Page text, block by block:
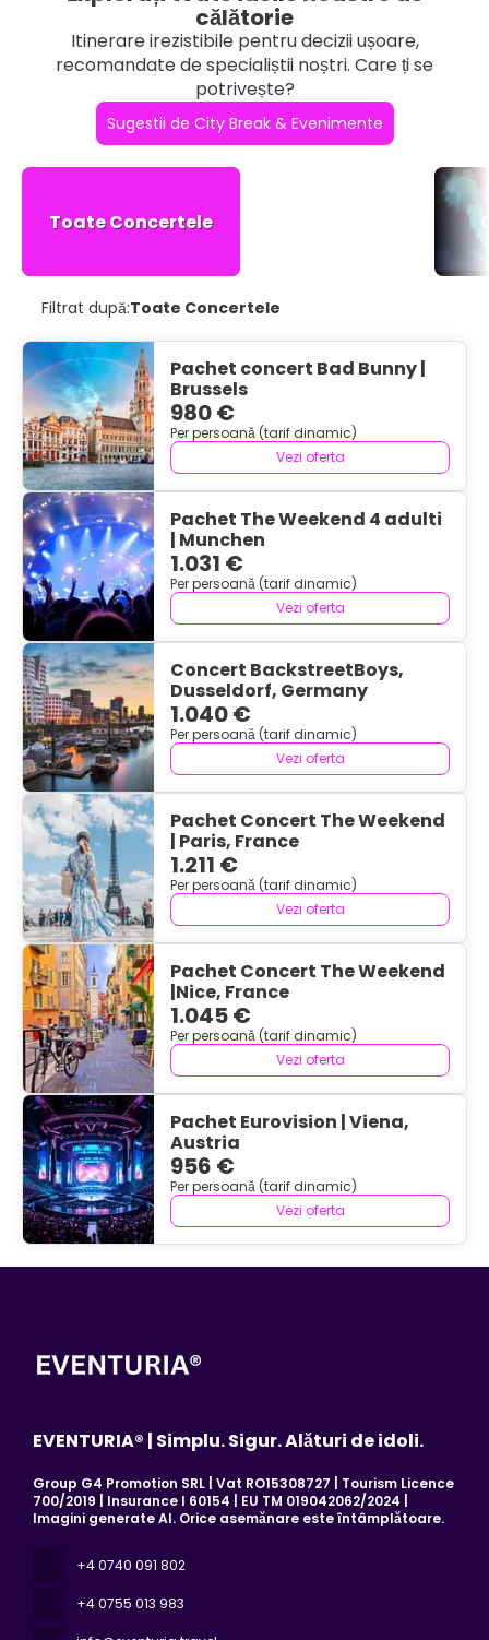
călătorie
Itinerare irezistibile pentru decizii ușoare,
recomandate de specialiștii noștri. Care ți se
potrivește?
Sugestii de City Break & Evenimente
Toate Concertele
Filtrat după:Toate Concertele
Pachet concert Bad Bunny |
Brussels
980 €
Per persoană (tarif dinamic)
Vezi oferta
Pachet The Weekend 4 adulti
| Munchen
1.031 €
Per persoană (tarif dinamic)
Vezi oferta
Concert BackstreetBoys,
Dusseldorf, Germany
1.040 €
Per persoană (tarif dinamic)
Vezi oferta
Pachet Concert The Weekend
| Paris, France
1.211 €
Per persoană (tarif dinamic)
Vezi oferta
Pachet Concert The Weekend
|Nice, France
1.045 €
Per persoană (tarif dinamic)
Vezi oferta
Pachet Eurovision | Viena,
Austria
956 €
Per persoană (tarif dinamic)
Vezi oferta
EVENTURIA® | Simplu. Sigur. Alături de idoli.
Group G4 Promotion SRL | Vat RO15308727 | Tourism Licence
700/2019 | Insurance I 60154 | EU TM 019042062/2024 |
Imagini generate AI. Orice asemănare este întâmplătoare.
+4 0740 091 802
+4 0755 013 983